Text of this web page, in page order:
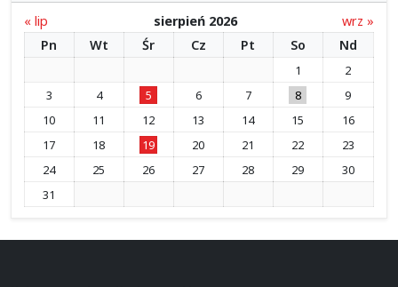
« lip sierpień 2026
wrz »
Pn
Wt Śr Cz Pt So Nd
1
2
3
4 5 6 7 8
9
10
11 12 13 14 15
16
17
18 19 20 21 22
23
24
25 26 27 28 29
30
31